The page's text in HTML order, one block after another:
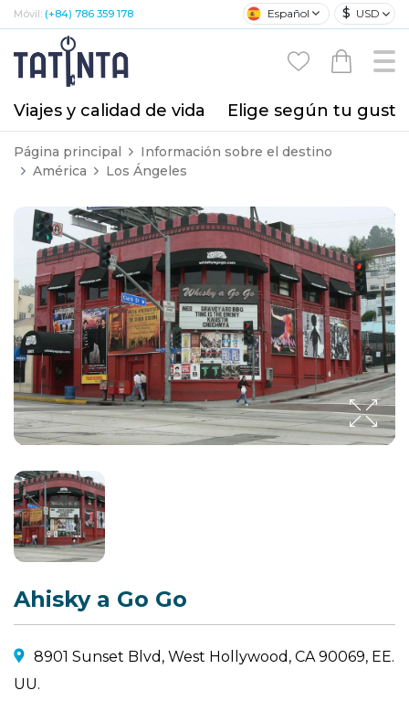
Móvil: (+84) 786 359 178 Español $ USD
Viajes y calidad de vida Elige según tu
Página principal
Información sobre el destino
América
Los Ángeles
Ahisky a Go Go
8901 Sunset Blvd, West Hollywood, CA 90069, EE.
UU.